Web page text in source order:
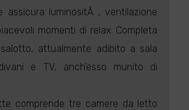
assicura luminositÃ , ventilazione
momenti di relax. Completa
attualmente adibito a sala
e TV, anch'esso munito di
comprende tre camere da letto